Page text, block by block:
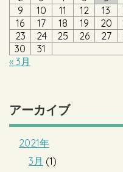
9
10 11 12 13
16
17 18 19 20
23
24 25 26 27
30
31
« 3月
アーカイブ
2021年
3月 (1)